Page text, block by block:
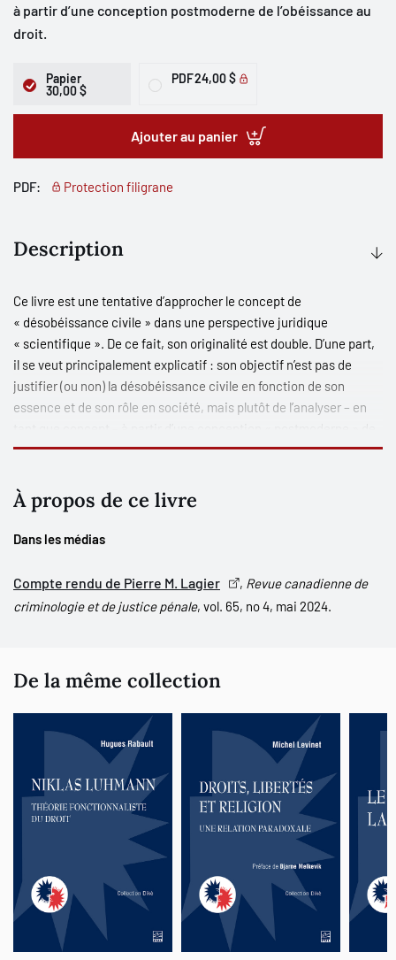
à partir d’une conception postmoderne de l’obéissance au
droit.
Papier
30,00 $
PDF24,00 $
Ajouter au panier
PDF: Protection filigrane
Description
Ce livre est une tentative d’approcher le concept de
« désobéissance civile » dans une perspective juridique
« scientifique ». De ce fait, son originalité est double. D’une part,
il se veut principalement explicatif : son objectif n’est pas de
justifier (ou non) la désobéissance civile en fonction de son
essence et de son rôle en société, mais plutôt de l’analyser – en
l’obéissance au droit dans la pensée juridique contemporaine.
juristes à recourir à une méthode littéraire afin de formuler un
discours réflexif sur le droit. Ainsi mobilisée, la connaissance
juridique offre une perspective différente sur des problématiques
d’obéissance au droit, mais surtout, la possibilité d’y désobéir.
À propos de ce livre
Dans les médias
Compte rendu de Pierre M. Lagier , Revue canadienne de
criminologie et de justice pénale, vol. 65, no 4, mai 2024.
De la même collection